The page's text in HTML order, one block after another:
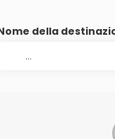
della